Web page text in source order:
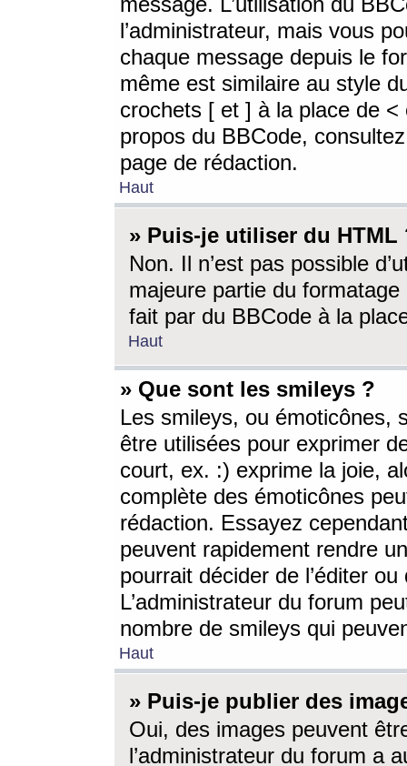
l’administrateur, mais vous
chaque message depuis le
même est similaire au style
crochets [ et ] à la place de <
propos du BBCode,
page de rédaction.
Haut
» Puis-je utiliser du HTML
Non. Il n’est pas possible
majeure partie du
fait par du BBCode à la
Haut
» Que sont les smileys ?
Les smileys, ou émoticônes,
être utilisées pour exprimer
court, ex. :) exprime la joie,
complète des émoticônes
rédaction. Essayez
peuvent rapidement rendre
pourrait décider de l’éditer
L’administrateur du forum
nombre de smileys qui
Haut
» Puis-je publier des
Oui, des images peuvent
l’administrateur du forum a